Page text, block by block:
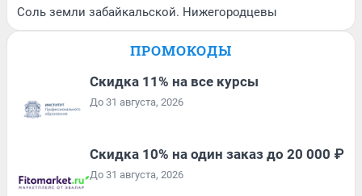
Соль земли забайкальской. Нижегородцевы
ПРОМОКОДЫ
Скидка 11% на все курсы
До 31 августа, 2026
Скидка 10% на один заказ до 20 000 ₽
До 31 августа, 2026